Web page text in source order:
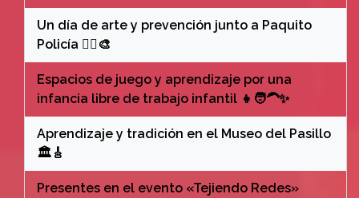
Un día de arte y prevención junto a Paquito
Policía 👮‍♂️🎨
Espacios de juego y aprendizaje por una
infancia libre de trabajo infantil 👧🧑‍🦱✨
Aprendizaje y tradición en el Museo del Pasillo
🏛️🎸
Presentes en el evento «Tejiendo Redes»